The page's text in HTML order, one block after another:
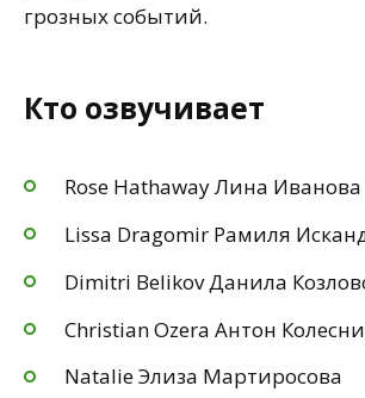
грозных событий.
Кто озвучивает
Rose Hathaway Лина Иванова
Lissa Dragomir Рамиля
Dimitri Belikov Данила
Christian Ozera Антон
Natalie Элиза Мартиросова